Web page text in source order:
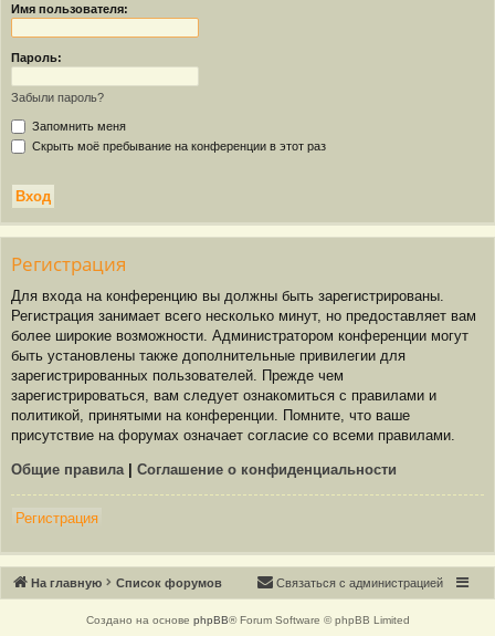
Имя пользователя:
Пароль:
Забыли пароль?
Запомнить меня
Скрыть моё пребывание на конференции в этот раз
Регистрация
Для входа на конференцию вы должны быть зарегистрированы.
Регистрация занимает всего несколько минут, но предоставляет вам
более широкие возможности. Администратором конференции могут
быть установлены также дополнительные привилегии для
зарегистрированных пользователей. Прежде чем
зарегистрироваться, вам следует ознакомиться с правилами и
политикой, принятыми на конференции. Помните, что ваше
присутствие на форумах означает согласие со всеми правилами.
Общие правила | Соглашение о конфиденциальности
Регистрация
На главную Список форумов
Связаться с
Связаться с администрацией
Создано на основе phpBB® Forum Software © phpBB Limited